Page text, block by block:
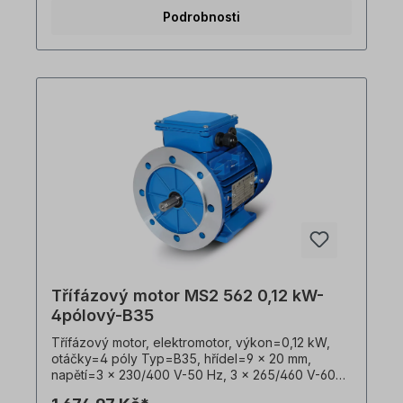
hmotnost=4 kg, umístění svorkovnice=nahoře
kryt=hliníkový tlakový odlitek, třída izolace=F (155
Elektromotor je vhodný pro použití s frekvenčními
měniči a pro oba směry otáčení. V souladu s VDE
0105 a IEC 364 smí veškeré práce na elektrickém
pohonu provádět pouze kvalifikovaný personál
Kvalifikovaný personál. V případě úprav nebo
speciálních provedení nám zašlete poptávku.
Užitečné rady týkající se elektromotorů naleznete
v sekci Často kladené otázky. Všechny fotografie
výrobků jsou nezávazné příklady!Technické
Podrobnosti
Třífázový motor MS2 562 0,12 kW-
4pólový-B35
Třífázový motor, elektromotor, výkon=0,12 kW,
otáčky=4 póly Typ=B35, hřídel=9 x 20 mm,
napětí=3 x 230/400 V-50 Hz, 3 x 265/460 V-60